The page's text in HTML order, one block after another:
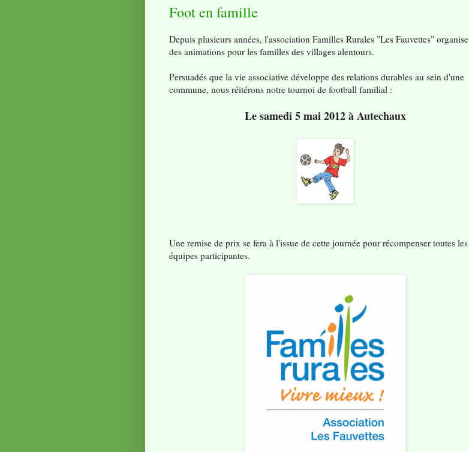
Foot en famille
Depuis plusieurs années, l'association Familles Rurales "Les Fauvettes" organise
des animations pour les familles des villages alentours.
Persuadés que la vie associative développe des relations durables au sein d'une
commune, nous réitérons notre tournoi de football familial :
Le samedi 5 mai 2012 à Autechaux
Une remise de prix se fera à l'issue de cette journée pour récompenser toutes les
équipes participantes.